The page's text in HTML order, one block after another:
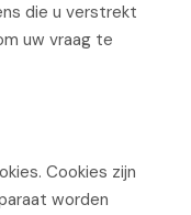
die u verstrekt
uw vraag te
Cookies zijn
worden